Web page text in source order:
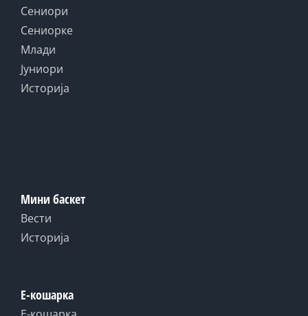
Сениори
Сениорке
Млади
Јуниори
Историја
Мини баскет
Вести
Историја
Е-кошарка